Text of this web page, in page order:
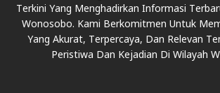
Terkini Yang Menghadirkan Informasi
Wonosobo. Kami Berkomitmen Untuk
Yang Akurat, Terpercaya, Dan Relevan
Peristiwa Dan Kejadian Di Wilayah